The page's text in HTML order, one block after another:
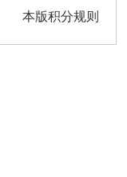
本版积分规则